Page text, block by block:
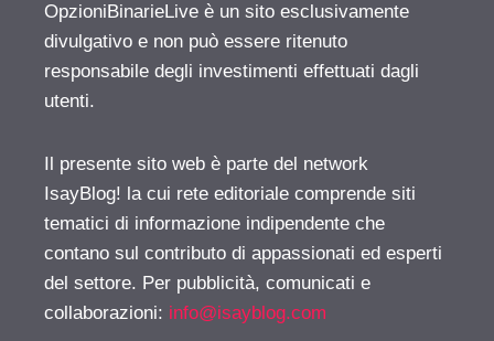
OpzioniBinarieLive è un sito esclusivamente
divulgativo e non può essere ritenuto
responsabile degli investimenti effettuati dagli
utenti.
Il presente sito web è parte del network
IsayBlog! la cui rete editoriale comprende siti
tematici di informazione indipendente che
contano sul contributo di appassionati ed esperti
del settore. Per pubblicità, comunicati e
collaborazioni: info@isayblog.com